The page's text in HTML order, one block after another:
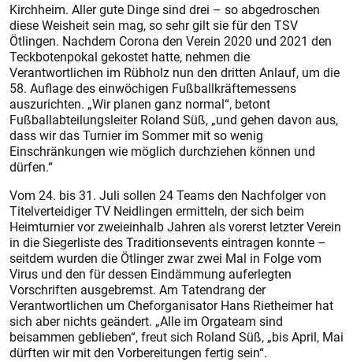
Kirchheim. Aller gute Dinge sind drei – so abgedroschen
diese Weisheit sein mag, so sehr gilt sie für den TSV
Ötlingen. Nachdem Corona den Verein 2020 und 2021 den
Teckbotenpokal gekostet hatte, nehmen die
Verantwortlichen im Rübholz nun den dritten Anlauf, um die
58. Auflage des einwöchigen Fußballkräftemessens
auszurichten. „Wir planen ganz normal“, betont
Fußballabteilungsleiter Roland Süß, „und gehen davon aus,
dass wir das Turnier im Sommer mit so wenig
Einschränkungen wie möglich durchziehen können und
dürfen.“
Vom 24. bis 31. Juli sollen 24 Teams den Nachfolger von
Titelverteidiger TV Neidlingen ermitteln, der sich beim
Heimturnier vor zweieinhalb Jahren als vorerst letzter Verein
in die Siegerliste des Traditionsevents eintragen konnte –
seitdem wurden die Ötlinger zwar zwei Mal in Folge vom
Virus und den für dessen Eindämmung auferlegten
Vorschriften ausgebremst. Am Tatendrang der
Verantwortlichen um Cheforganisator Hans Rietheimer hat
sich aber nichts geändert. „Alle im Orgateam sind
beisammen geblieben“, freut sich Roland Süß, „bis April, Mai
dürften wir mit den Vorbereitungen fertig sein“.